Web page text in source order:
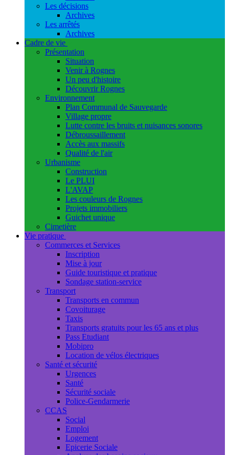
Les décisions
Archives
Les arrêtés
Archives
Cadre de vie
Présentation
Situation
Venir à Rognes
Un peu d'histoire
Découvrir Rognes
Environnement
Plan Communal de Sauvegarde
Village propre
Lutte contre les bruits et nuisances sonores
Débroussaillement
Accès aux massifs
Qualité de l'air
Urbanisme
Construction
Le PLUI
L'AVAP
Les couleurs de Rognes
Projets immobiliers
Guichet unique
Cimetière
Vie pratique
Commerces et Services
Inscription
Mise à jour
Guide touristique et pratique
Sondage station-service
Transport
Transports en commun
Covoiturage
Taxis
Transports gratuits pour les 65 ans et plus
Pass Etudiant
Mobipro
Location de vélos électriques
Santé et sécurité
Urgences
Santé
Sécurité sociale
Police-Gendarmerie
CCAS
Social
Emploi
Logement
Epicerie Sociale